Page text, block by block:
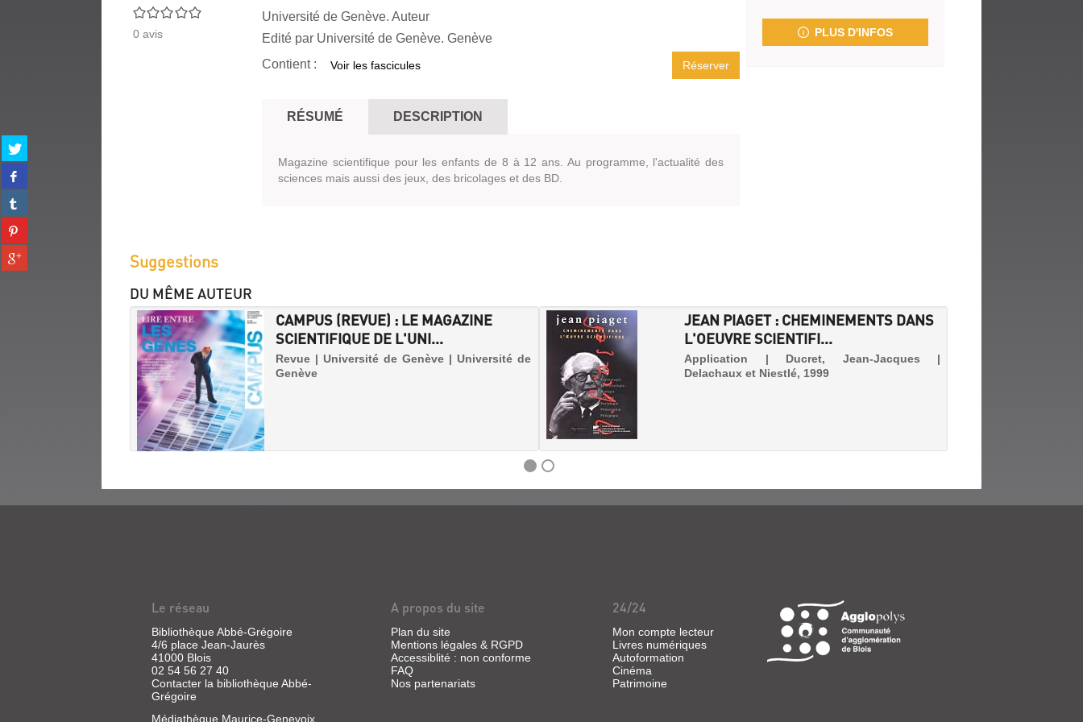
Partager
sur
twitter
(Nouvelle
fenêtre)
Partager
sur
facebook
(Nouvelle
fenêtre)
Partager
sur
tumblr
(Nouvelle
fenêtre)
Partager
sur
pinterest
(Nouvelle
Partager
sur
0/5
0 avis
Université de Genève. Auteur
Edité par Université de Genève. Genève
Réserver
Contient : Voir les fascicules
RÉSUMÉ DESCRIPTION
Magazine scientifique pour les enfants de 8 à 12 ans. Au programme, l'actualité des
sciences mais aussi des jeux, des bricolages et des BD.
PLUS D'INFOS
Suggestions
DU MÊME AUTEUR
CAMPUS (REVUE) : LE MAGAZINE
SCIENTIFIQUE DE L'UNI...
Revue | Université de Genève | Université de
Genève
JEAN PIAGET : CHEMINEMENTS DANS
L'OEUVRE SCIENTIFI...
Application | Ducret, Jean-Jacques |
Delachaux et Niestlé, 1999
LE
MAGAZINE
SCIENTIFIQUE
DE
L'UNI...
Revue
Le réseau
Bibliothèque Abbé-Grégoire
4/6 place Jean-Jaurès
41000 Blois
02 54 56 27 40
Contacter la bibliothèque Abbé-
Grégoire
Médiathèque Maurice-Genevoix
A propos du site
Plan du site
Mentions légales & RGPD
Accessiblité : non conforme
FAQ
Nos partenariats
24/24
Mon compte lecteur
Livres numériques
Autoformation
Cinéma
Patrimoine